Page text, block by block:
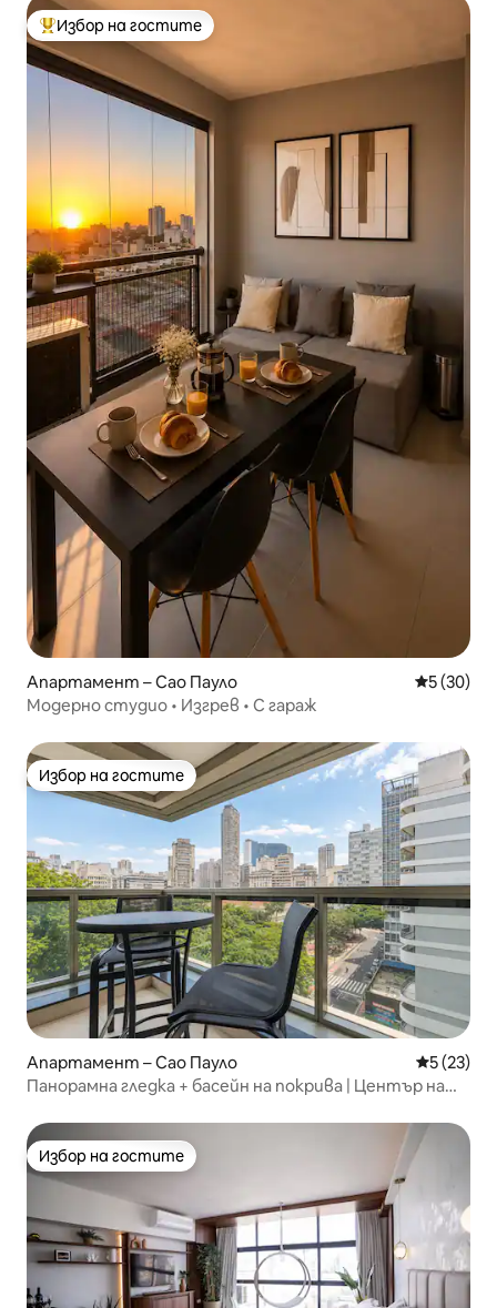
Най-популярен избор на гостите
Избор на гостите
Апартамент – Сао Пауло Средна
5 (30)
Модерно студио • Изгрев • С гараж
Избор на гостите
Избор на гостите
Апартамент – Сао Пауло Средна
5 (23)
Панорамна гледка + басейн на покрива | Център на
Избор на гостите
Избор на гостите